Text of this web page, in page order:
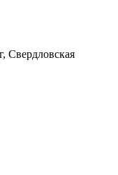
Свердловская